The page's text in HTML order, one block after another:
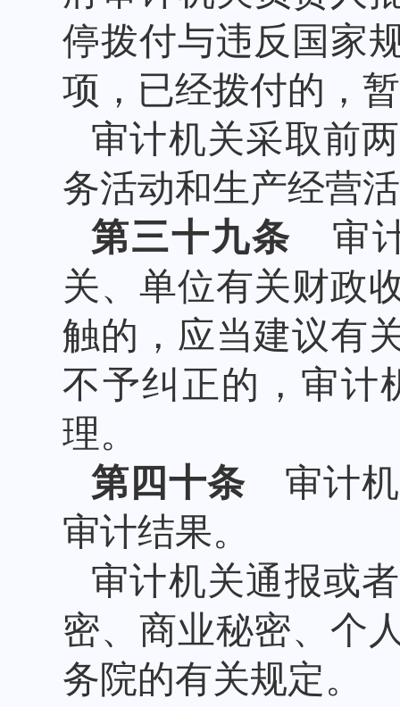
停拨付与违反国家
项，已经拨付的，
审计机关采取前
务活动和生产经营
第三十九条 审
关、单位有关财政
触的，应当建议有
不予纠正的，审计
理。
第四十条 审计机
审计结果。
审计机关通报或
密、商业秘密、个
务院的有关规定。